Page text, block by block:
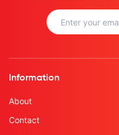
Information
About
Contact